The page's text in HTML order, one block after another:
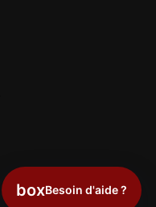
boxBesoin d'aide ?